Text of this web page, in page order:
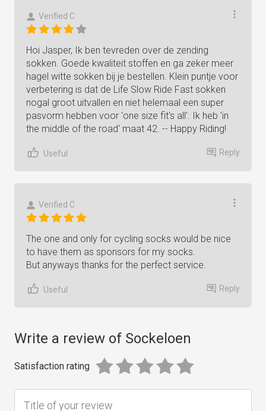
Verified C
Hoi Jasper, Ik ben tevreden over de zending
sokken. Goede kwaliteit stoffen en ga zeker meer
hagel witte sokken bij je bestellen. Klein puntje voor
verbetering is dat de Life Slow Ride Fast sokken
nogal groot uitvallen en niet helemaal een super
pasvorm hebben voor 'one size fit's all'. Ik heb 'in
the middle of the road' maat 42. -- Happy Riding!
Useful Reply
Verified C
The one and only for cycling socks would be nice
to have them as sponsors for my socks.
But anyways thanks for the perfect service.
Useful Reply
Write a review of Sockeloen
Satisfaction rating